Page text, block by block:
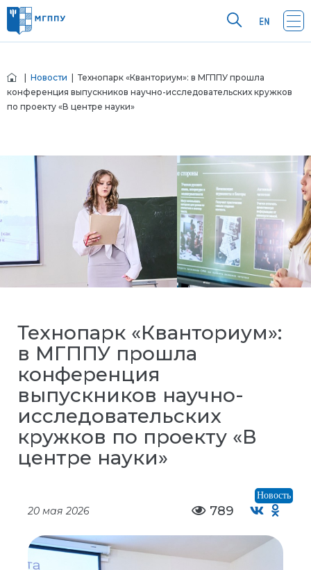
Новости | Технопарк «Кванториум»: в МГППУ прошла
конференция выпускников научно-исследовательских кружков
по проекту «В центре науки»
Технопарк «Кванториум»:
в МГППУ прошла
конференция
выпускников научно-
исследовательских
кружков по проекту «В
центре науки»
Новость
20 мая 2026 789